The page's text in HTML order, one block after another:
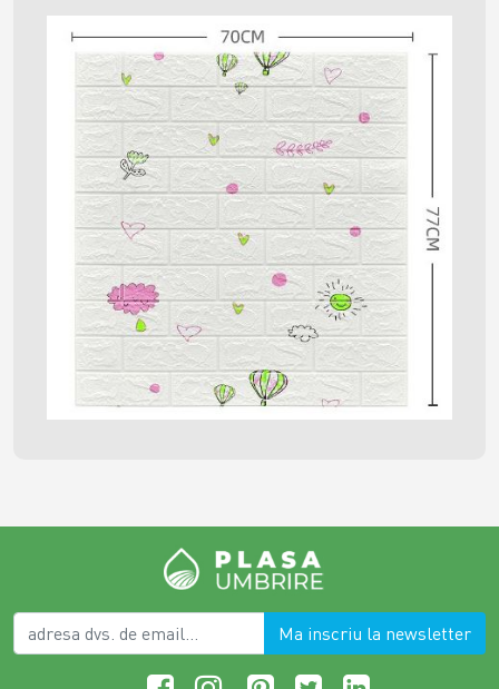
Ma inscriu la newsletter